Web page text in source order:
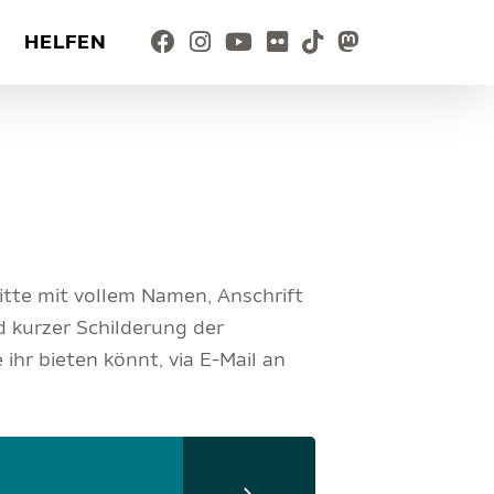
HELFEN
mit vollem Namen, Anschrift
kurzer Schilderung der
ihr bieten könnt, via E-Mail an